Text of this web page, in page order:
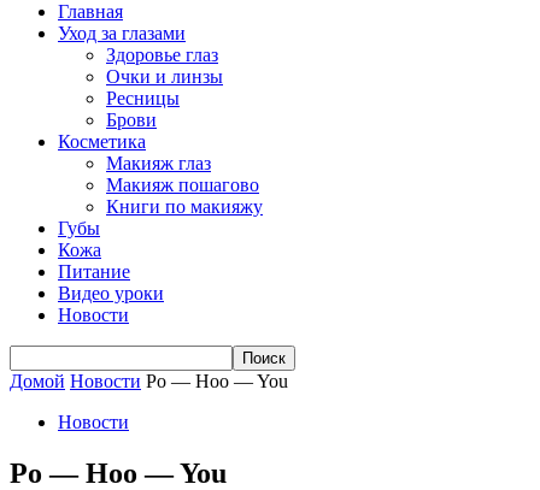
Главная
Уход за глазами
Здоровье глаз
Очки и линзы
Ресницы
Брови
Косметика
Макияж глаз
Макияж пошагово
Книги по макияжу
Губы
Кожа
Питание
Видео уроки
Новости
Домой Новости Po — Hoo — You
Новости
Po — Hoo — You